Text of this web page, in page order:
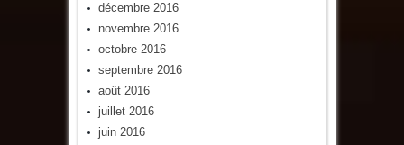
décembre 2016
novembre 2016
octobre 2016
septembre 2016
août 2016
juillet 2016
juin 2016